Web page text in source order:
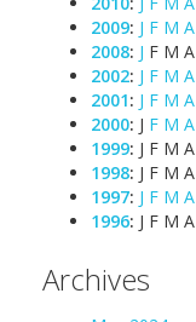
2009: J F M A
2008: J F M A
2002: J F M A
2001: J F M A
2000: J F M A
1999: J F M A
1998: J F M A
1997: J F M A
1996: J F M A
Archives